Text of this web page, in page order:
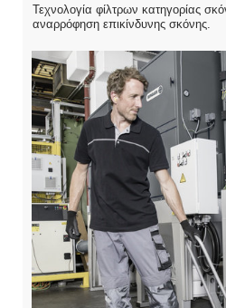
Τεχνολογία φίλτρων κατηγορίας
αναρρόφηση επικίνδυνης σκόνης.